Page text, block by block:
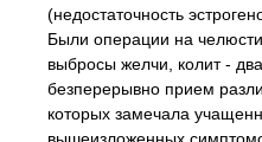
(недостаточность
Были операции на
выбросы желчи, колит -
безперерывно прием
которых замечала